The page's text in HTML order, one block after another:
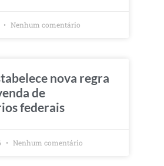
Nenhum comentário
nova regra
de
federais
Nenhum comentário